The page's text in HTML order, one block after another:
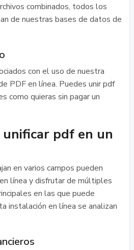
combinados, todos los
de nuestras bases de datos de
con el uso de nuestra
PDF en línea. Puedes unir pdf
como quieras sin pagar un
unificar pdf en un
en varios campos pueden
línea y disfrutar de múltiples
en las que puede
instalación en línea se analizan